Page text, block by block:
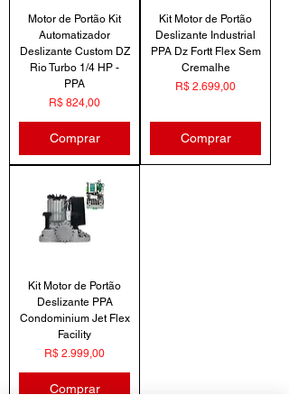
Motor de Portão Kit
Automatizador
Deslizante Custom DZ
Rio Turbo 1/4 HP -
PPA
Preço
R$ 824,00
Comprar
Kit Motor de Portão
Deslizante Industrial
PPA Dz Fortt Flex Sem
Cremalhe
Preço
R$ 2.699,00
Comprar
Kit Motor de Portão
Deslizante PPA
Condominium Jet Flex
Facility
Preço
R$ 2.999,00
Comprar